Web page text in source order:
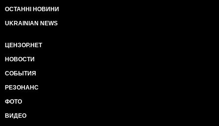
ОСТАННІ НОВИНИ
UKRAINIAN NEWS
ЦЕНЗОР.НЕТ
НОВОСТИ
СОБЫТИЯ
РЕЗОНАНС
ФОТО
ВИДЕО